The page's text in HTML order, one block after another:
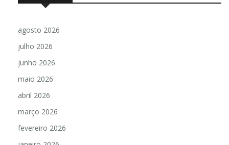
agosto 2026
julho 2026
junho 2026
maio 2026
abril 2026
março 2026
fevereiro 2026